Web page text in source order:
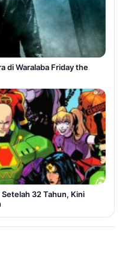
di Waralaba Friday the
Setelah 32 Tahun, Kini